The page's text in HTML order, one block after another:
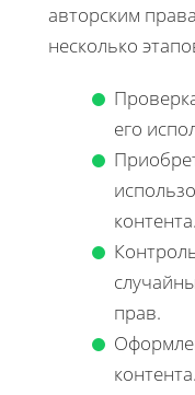
авторским
несколько
его
контента.
прав.
контента.